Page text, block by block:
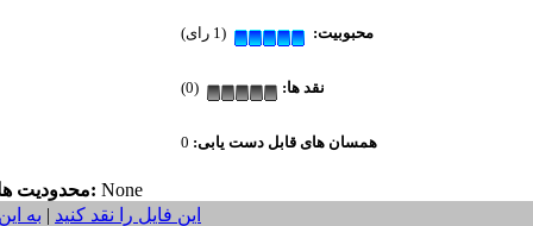
محبوبیت: (1 رای)
نقد ها: (0)
همسان های قابل دست یابی:
محدودیت ها: None
این فایل را نقد کنید | به